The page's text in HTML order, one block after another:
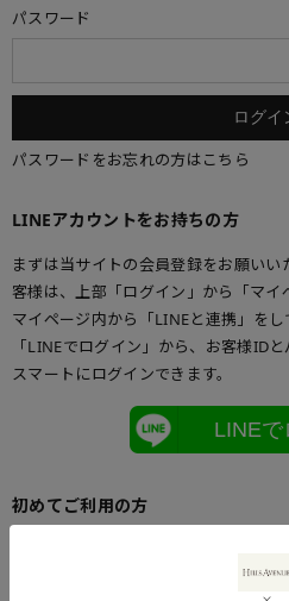
パスワード
パスワードをお忘れの方はこちら
LINEアカウントをお持ちの方
まずは当サイトの会員登録をお願い
客様は、上部「ログイン」から「マイ
マイページ内から「LINEと連携」を
「LINEでログイン」から、お客様ID
スマートにログインできます。
LINEで
初めてご利用の方
メールアドレスとパスワードを登録